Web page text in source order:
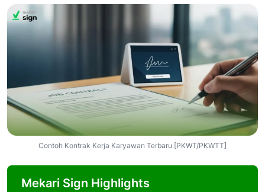
Contoh Kontrak Kerja Karyawan Terbaru [PKWT/PKWTT]
Mekari Sign Highlights